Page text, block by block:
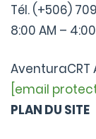
Tél. (+506)
8:00 AM –
AventuraCRT
[email
PLAN DU SITE